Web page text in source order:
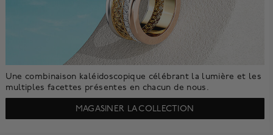
Une combinaison kaléidoscopique célébrant la lumière et les
multiples facettes présentes en chacun de nous.
MAGASINER LA COLLECTION